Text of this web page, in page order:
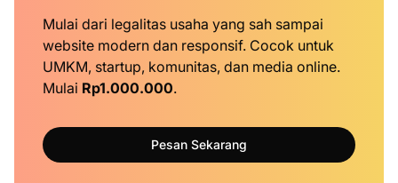
Mulai dari legalitas usaha yang sah sampai
website modern dan responsif. Cocok untuk
UMKM, startup, komunitas, dan media online.
Mulai Rp1.000.000.
Pesan Sekarang